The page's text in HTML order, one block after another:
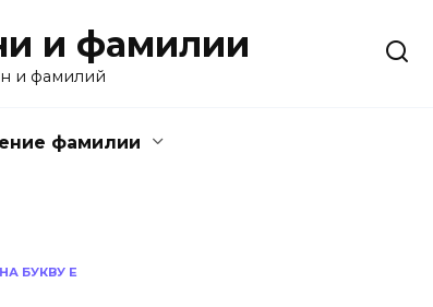
и фамилии
и фамилий
фамилии
БУКВУ Е